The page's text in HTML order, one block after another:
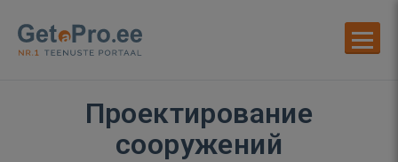
Проектирование
сооружений